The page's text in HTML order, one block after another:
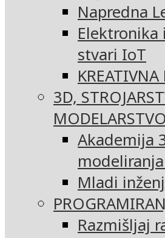
Napredna
stvari IoT
3D,
MODELARSTVO
Akademija
Mladi
Razmišljaj